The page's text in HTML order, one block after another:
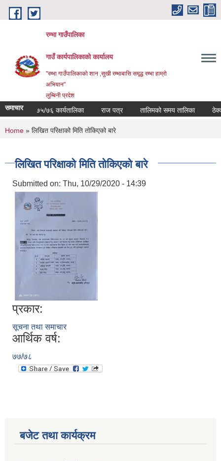
Skip to main content
रम्भा गाउँपालिका
गाउँ कार्यपालिकाको कार्यालय
"रम्भा गाउँपालिकाको शान ,सुखी रम्भाबासि समृद्ध रम्भा हाम्रो
अभियान"
लुम्बिनी प्रदेश
समाचार
आ.व ०७५/७६ कार्यतालिका राज पत्र तालिमको समय तालिका ठेक्का
You are here
Home » लिखित परिक्षाको मिति तोकिएको बारे
लिखित परिक्षाको मिति तोकिएको बारे
Submitted on: Thu, 10/29/2020 - 14:39
प्रकार:
सूचना तथा समाचार
आर्थिक वर्ष:
७७/७८
बजेट तथा कार्यक्रम